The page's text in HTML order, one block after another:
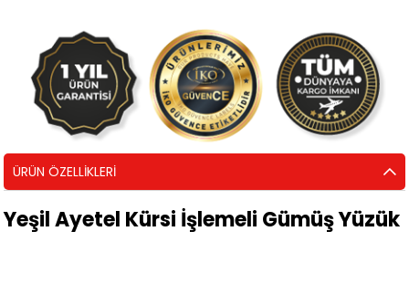
ÜRÜN ÖZELLIKLERI
Yeşil Ayetel Kürsi İşlemeli Gümüş Yüzük